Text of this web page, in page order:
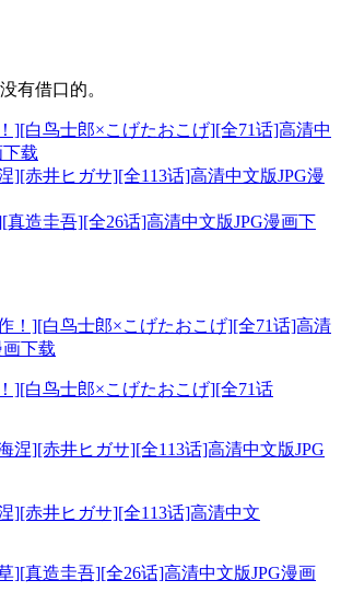
有借口的。
][白鸟士郎×こげたおこげ][全71话]高清中
下载
][赤井ヒガサ][全113话]高清中文版JPG漫
真造圭吾][全26话]高清中文版JPG漫画下
][白鸟士郎×こげたおこげ][全71话
][赤井ヒガサ][全113话]高清中文